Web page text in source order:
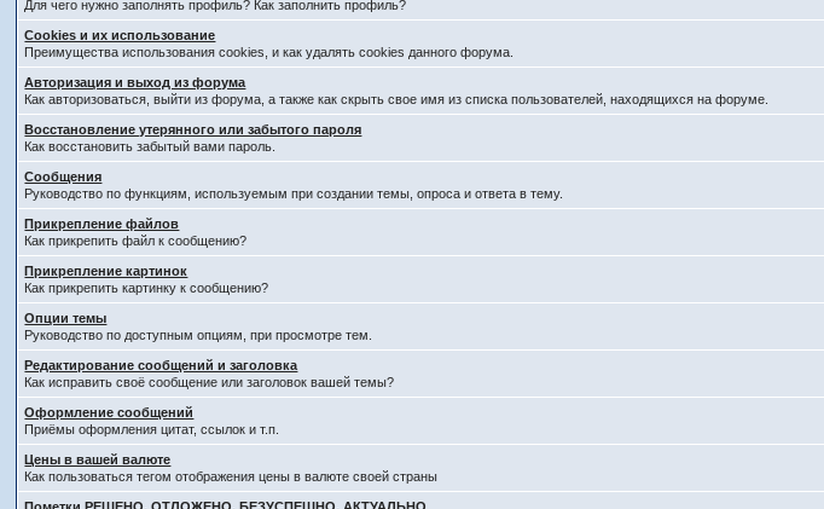
Для чего нужно заполнять профиль? Как заполнить профиль?
Cookies и их использование
Преимущества использования cookies, и как удалять cookies данного форума.
Авторизация и выход из форума
Как авторизоваться, выйти из форума, а также как скрыть свое имя из списка пользователей, находящихся на форуме.
Восстановление утерянного или забытого пароля
Как восстановить забытый вами пароль.
Сообщения
Руководство по функциям, используемым при создании темы, опроса и ответа в тему.
Прикрепление файлов
Как прикрепить файл к сообщению?
Прикрепление картинок
Как прикрепить картинку к сообщению?
Опции темы
Руководство по доступным опциям, при просмотре тем.
Редактирование сообщений и заголовка
Как исправить своё сообщение или заголовок вашей темы?
Оформление сообщений
Приёмы оформления цитат, ссылок и т.п.
Цены в вашей валюте
Как пользоваться тегом отображения цены в валюте своей страны